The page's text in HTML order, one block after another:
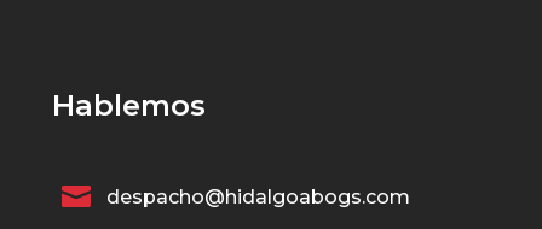
Hablemos
 despacho@hidalgoabogs.com